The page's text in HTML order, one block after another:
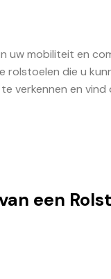
uw mobiliteit en
die u
verkennen en
een